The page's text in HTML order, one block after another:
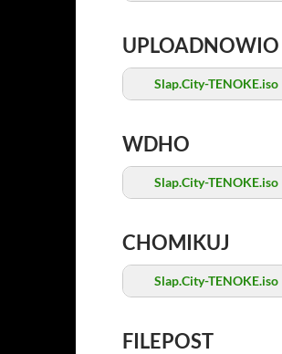
UPLOADNOWIO
Slap.City-TENOKE.iso
WDHO
Slap.City-TENOKE.iso
CHOMIKUJ
Slap.City-TENOKE.iso
FILEPOST